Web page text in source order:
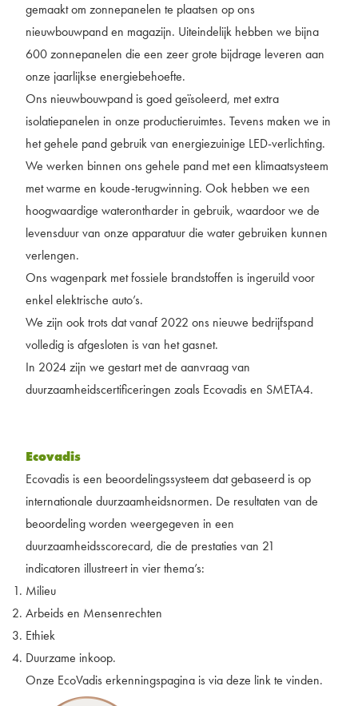
gemaakt om zonnepanelen te plaatsen op ons
nieuwbouwpand en magazijn. Uiteindelijk hebben we bijna
600 zonnepanelen die een zeer grote bijdrage leveren aan
onze jaarlijkse energiebehoefte.
Ons nieuwbouwpand is goed geïsoleerd, met extra
isolatiepanelen in onze productieruimtes. Tevens maken we in
het gehele pand gebruik van energiezuinige LED-verlichting.
We werken binnen ons gehele pand met een klimaatsysteem
met warme en koude-terugwinning. Ook hebben we een
hoogwaardige waterontharder in gebruik, waardoor we de
levensduur van onze apparatuur die water gebruiken kunnen
verlengen.
Ons wagenpark met fossiele brandstoffen is ingeruild voor
enkel elektrische auto’s.
We zijn ook trots dat vanaf 2022 ons nieuwe bedrijfspand
volledig is afgesloten is van het gasnet.
In 2024 zijn we gestart met de aanvraag van
duurzaamheidscertificeringen zoals Ecovadis en SMETA4.
Ecovadis
Ecovadis is een beoordelingssysteem dat gebaseerd is op
internationale duurzaamheidsnormen. De resultaten van de
beoordeling worden weergegeven in een
duurzaamheidsscorecard, die de prestaties van 21
indicatoren illustreert in vier thema’s:
Milieu
Arbeids en Mensenrechten
Ethiek
Duurzame inkoop.
Onze EcoVadis erkenningspagina isvia deze linkte vinden.